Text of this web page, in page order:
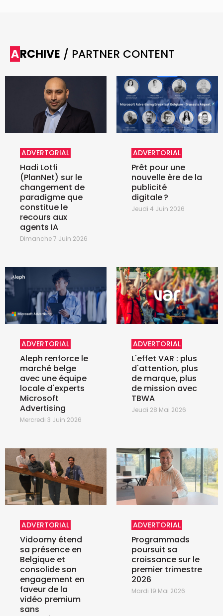
ARCHIVE / PARTNER CONTENT
ADVERTORIAL
Hadi Lotfi
(PlanNet) sur le
changement de
paradigme que
constitue le
recours aux
agents IA
Dimanche 7 Juin 2026
ADVERTORIAL
Prêt pour une
nouvelle ère de la
publicité
digitale ?
Jeudi 4 Juin 2026
ADVERTORIAL
Aleph renforce le
marché belge
avec une équipe
locale d'experts
Microsoft
Advertising
Mercredi 3 Juin 2026
ADVERTORIAL
L'effet VAR : plus
d'attention, plus
de marque, plus
de mission avec
TBWA
Jeudi 28 Mai 2026
ADVERTORIAL
Vidoomy étend
sa présence en
Belgique et
consolide son
engagement en
faveur de la
vidéo premium
sans
ADVERTORIAL
Programmads
poursuit sa
croissance sur le
premier trimestre
2026
Mardi 19 Mai 2026